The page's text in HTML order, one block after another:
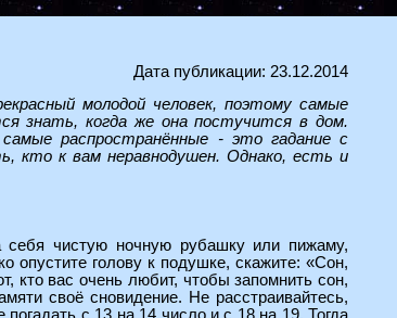
Дата публикации: 23.12.2014
молодой человек, поэтому самые
знать, когда же она постучится в дом.
распространённые - это гадание с
кто к вам неравнодушен. Однако, есть и
чистую ночную рубашку или пижаму,
опустите голову к подушке, скажите: «Сон,
кто вас очень любит, чтобы запомнить сон,
своё сновидение. Не расстраивайтесь,